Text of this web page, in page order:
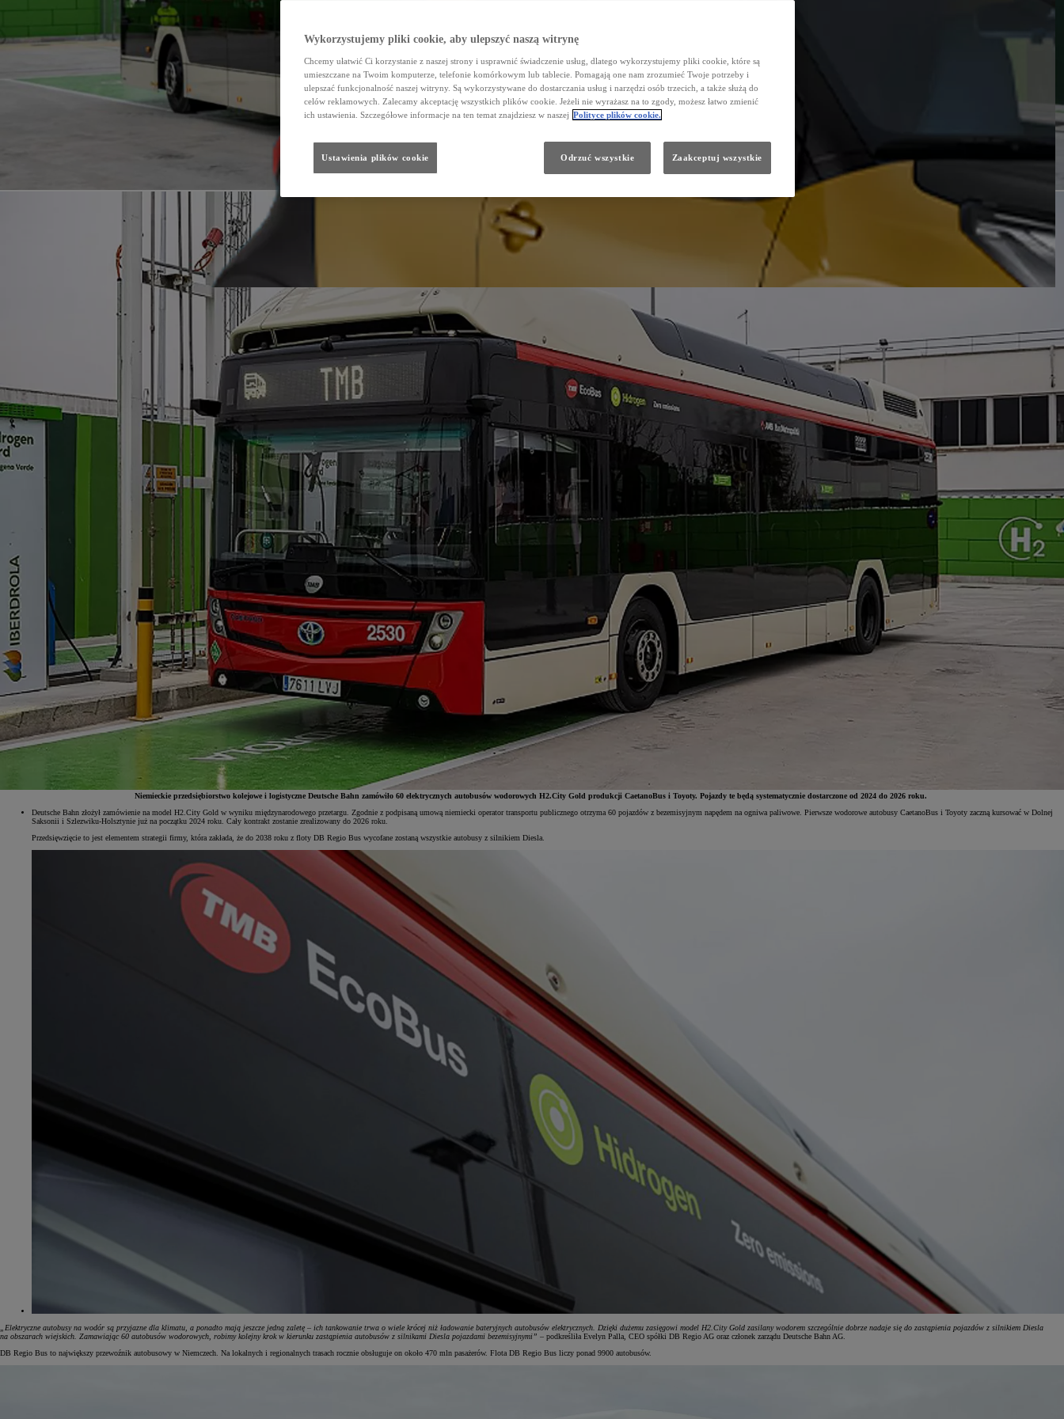
Niemieckie przedsiębiorstwo kolejowe i logistyczne Deutsche Bahn zamówiło 60 elektrycznych autobusów wodorowych H2.City Gold produkcji CaetanoBus i Toyoty. Pojazdy te będą systematycznie dostarczone od 2024 do 2026 roku.
Deutsche Bahn złożył zamówienie na model H2.City Gold w wyniku międzynarodowego przetargu. Zgodnie z podpisaną umową niemiecki operator transportu publicznego otrzyma 60 pojazdów z bezemisyjnym napędem na ogniwa paliwowe. Pierwsze wodorowe autobusy CaetanoBus i Toyoty zaczną kursować w Dolnej
Saksonii i Szlezwiku-Holsztynie już na początku 2024 roku. Cały kontrakt zostanie zrealizowany do 2026 roku.
Przedsięwzięcie to jest elementem strategii firmy, która zakłada, że do 2038 roku z floty DB Regio Bus wycofane zostaną wszystkie autobusy z silnikiem Diesla.
„Elektryczne autobusy na wodór są przyjazne dla klimatu, a ponadto mają jeszcze jedną zaletę – ich tankowanie trwa o wiele krócej niż ładowanie bateryjnych autobusów elektrycznych. Dzięki dużemu zasięgowi model H2.City Gold zasilany wodorem szczególnie dobrze nadaje się do zastąpienia pojazdów z silnikiem Diesla
na obszarach wiejskich. Zamawiając 60 autobusów wodorowych, robimy kolejny krok w kierunku zastąpienia autobusów z silnikami Diesla pojazdami bezemisyjnymi” – podkreśliła Evelyn Palla, CEO spółki DB Regio AG oraz członek zarządu Deutsche Bahn AG.
DB Regio Bus to największy przewoźnik autobusowy w Niemczech. Na lokalnych i regionalnych trasach rocznie obsługuje on około 470 mln pasażerów. Flota DB Regio Bus liczy ponad 9900 autobusów.
Wykorzystujemy pliki cookie, aby ulepszyć naszą witrynę
Chcemy ułatwić Ci korzystanie z naszej strony i usprawnić świadczenie usług, dlatego wykorzystujemy pliki cookie, które są
umieszczane na Twoim komputerze, telefonie komórkowym lub tablecie. Pomagają one nam zrozumieć Twoje potrzeby i
ulepszać funkcjonalność naszej witryny. Są wykorzystywane do dostarczania usług i narzędzi osób trzecich, a także służą do
celów reklamowych. Zalecamy akceptację wszystkich plików cookie. Jeżeli nie wyrażasz na to zgody, możesz łatwo zmienić
ich ustawienia. Szczegółowe informacje na ten temat znajdziesz w naszej Polityce plików cookie.
Ustawienia plików cookie Odrzuć wszystkie Zaakceptuj wszystkie